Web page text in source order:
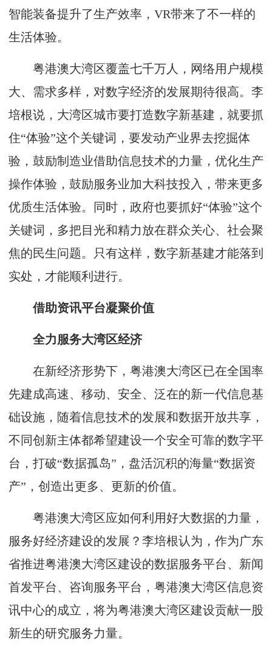
智能装备提升了生产效率，VR带来了不一样的
生活体验。
粤港澳大湾区覆盖七千万人，网络用户规模
大、需求多样，对数字经济的发展期待很高。李
培根说，大湾区城市要打造数字新基建，就要抓
住“体验”这个关键词，要发动产业界去挖掘体
验，鼓励制造业借助信息技术的力量，优化生产
操作体验，鼓励服务业加大科技投入，带来更多
优质生活体验。同时，政府也要抓好“体验”这个
关键词，多把目光和精力放在群众关心、社会聚
焦的民生问题。只有这样，数字新基建才能落到
实处，才能顺利进行。
借助资讯平台凝聚价值
全力服务大湾区经济
在新经济形势下，粤港澳大湾区已在全国率
先建成高速、移动、安全、泛在的新一代信息基
础设施，随着信息技术的发展和数据开放共享，
不同创新主体都希望建设一个安全可靠的数字平
台，打破“数据孤岛”，盘活沉积的海量“数据资
产”，创造出更多、更新的价值。
粤港澳大湾区应如何利用好大数据的力量，
服务好经济建设的发展？李培根认为，作为广东
省推进粤港澳大湾区建设的数据服务平台、新闻
首发平台、咨询服务平台，粤港澳大湾区信息资
讯中心的成立，将为粤港澳大湾区建设贡献一股
新生的研究服务力量。